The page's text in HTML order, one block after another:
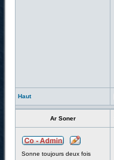
Haut
Ar Soner
Sonne toujours deux fois